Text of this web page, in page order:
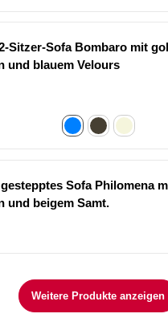
Sitzer-Sofa Bombaro mit
und blauem Velours
Sofa Philomena
und beigem Samt.
Weitere Produkte anzeigen